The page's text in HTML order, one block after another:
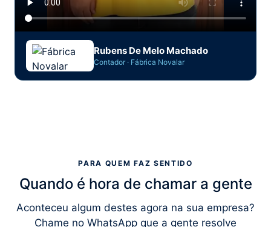
Rubens De Melo Machado
Contador · Fábrica Novalar
PARA QUEM FAZ SENTIDO
Quando é hora de chamar a gente
Aconteceu algum destes agora na sua empresa?
Chame no WhatsApp que a gente resolve